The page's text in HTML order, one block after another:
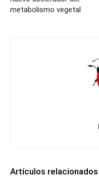
metabolismo vegetal
Artículos relacionados